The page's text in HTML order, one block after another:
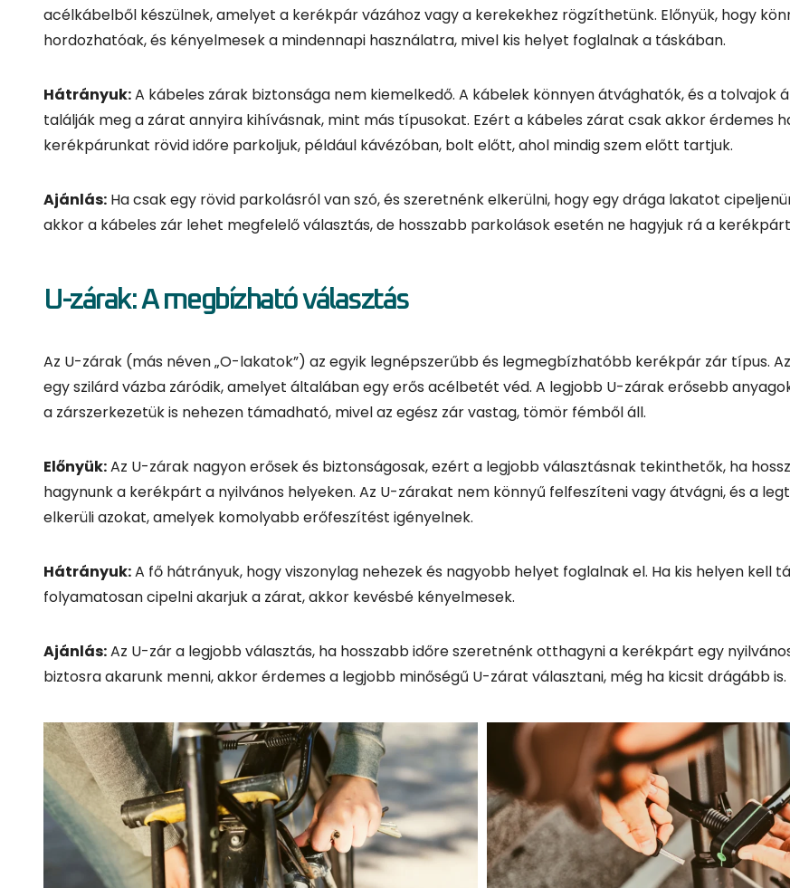
Ajánlás:Ha csak egy rövid parkolásról van szó, és szeretnénk elkerülni, hogy egy drága lakatot
akkor a kábeles zár lehet megfelelő választás, de hosszabb parkolások esetén ne hagyjuk rá a kerékpárt.
U-zárak: A megbízható választás
egy szilárd vázba záródik, amelyet általában egy erős acélbetét véd. A legjobb U-zárak erősebb
a zárszerkezetük is nehezen támadható, mivel az egész zár vastag, tömör fémből áll.
Előnyük:
Az U-zárak nagyon erősek és biztonságosak, ezért a legjobb választásnak tekinthetők, ha
hagynunk a kerékpárt a nyilvános helyeken. Az U-zárakat nem könnyű felfeszíteni vagy átvágni, és a
Hátrányuk:A fő hátrányuk, hogy viszonylag nehezek és nagyobb helyet foglalnak el. Ha kis helyen kell
folyamatosan cipelni akarjuk a zárat, akkor kevésbé kényelmesek.
Ajánlás:Az U-zár a legjobb választás, ha hosszabb időre szeretnénk otthagyni a kerékpárt egy nyilvános
biztosra akarunk menni, akkor érdemes a legjobb minőségű U-zárat választani, még ha kicsit drágább is.
Láncos zárak: A rugalmasság és biztonság kombinációja
Idei újdonság
Síszerviz mellett 2025
Salomon síkölcsönzési
Sportboltban :)
Ne maradj le!
Áraink